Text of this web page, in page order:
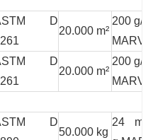
D
20.000 m²
200 g/
MARV
D
20.000 m²
200 g/
MARV
D
50.000 kg
24 ml/